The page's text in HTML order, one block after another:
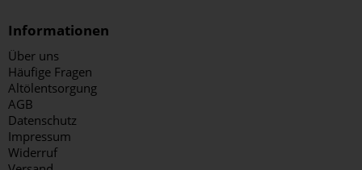
Informationen
Über uns
Häufige Fragen
Altölentsorgung
AGB
Datenschutz
Impressum
Widerruf